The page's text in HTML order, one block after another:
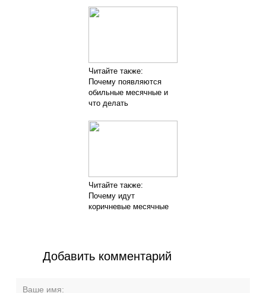
Читайте также:
Почему появляются
обильные месячные и
что делать
Читайте также:
Почему идут
коричневые месячные
Добавить комментарий